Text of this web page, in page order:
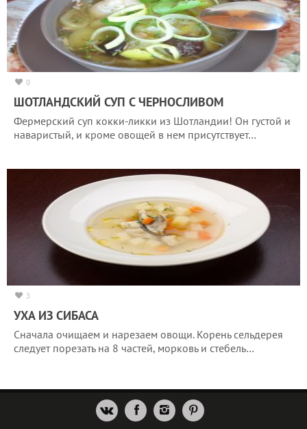
0
ШОТЛАНДСКИЙ СУП С ЧЕРНОСЛИВОМ
Фермерский суп кокки-ликки из Шотландии! Он густой и
наваристый, и кроме овощей в нем присутствует…
3
УХА ИЗ СИБАСА
Сначала очищаем и нарезаем овощи. Корень сельдерея
следует порезать на 8 частей, морковь и стебель…